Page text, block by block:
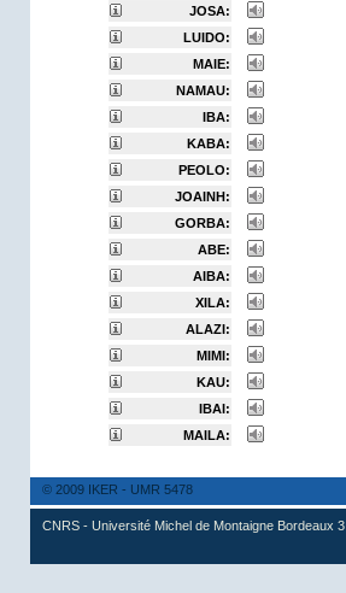
JOSA:
LUIDO:
MAIE:
NAMAU:
IBA:
KABA:
PEOLO:
JOAINH:
GORBA:
ABE:
AIBA:
XILA:
ALAZI:
MIMI:
KAU:
IBAI:
MAILA:
© 2009 IKER - UMR 5478
CNRS - Université Michel de Montaigne Bordeaux